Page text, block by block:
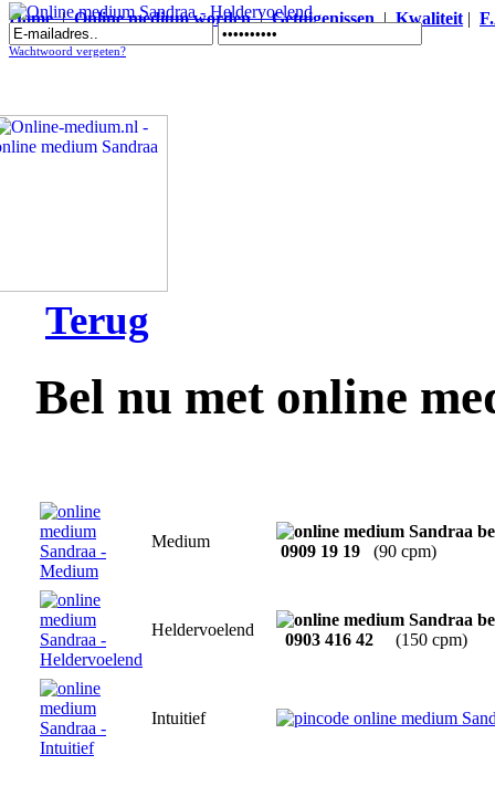
Home|Online medium worden|Getuigenissen|Kwaliteit |
Online medium Sandraa - Heldervoelend
Wachtwoord vergeten?
Terug
Bel nu met online
Medium
0909 19 19 (90 cpm)
Heldervoelend
0903 416 42 (150 cpm)
Intuitief